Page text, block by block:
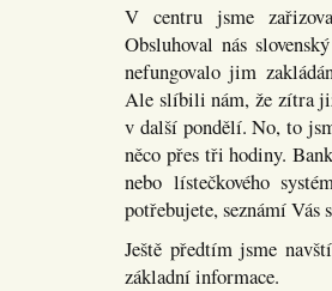
V centru jsme
Obsluhoval nás
nefungovalo jim
Ale slíbili nám, že zítra
v další pondělí. No, to
něco přes tři hodiny.
nebo lístečkového
potřebujete, seznámí Vás
Ještě předtím jsme
základní informace.